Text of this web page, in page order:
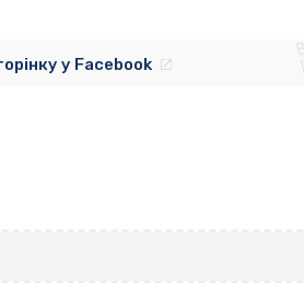
у Facebook